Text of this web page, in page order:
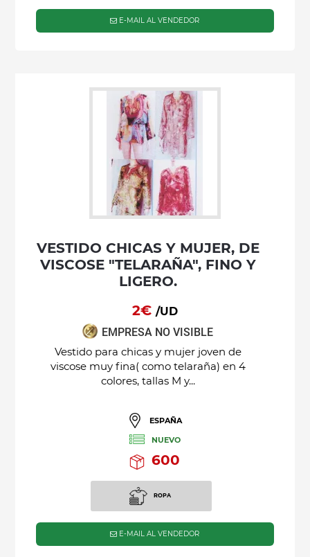
E-MAIL AL VENDEDOR
VESTIDO CHICAS Y MUJER, DE
VISCOSE "TELARAÑA", FINO Y
LIGERO.
2€ /UD
EMPRESA NO VISIBLE
Vestido para chicas y mujer joven de
viscose muy fina( como telaraña) en 4
colores, tallas M y...
ESPAÑA
NUEVO
600
ROPA
E-MAIL AL VENDEDOR